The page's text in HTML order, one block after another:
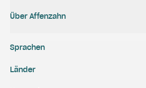
Über Affenzahn
Sprachen
Länder